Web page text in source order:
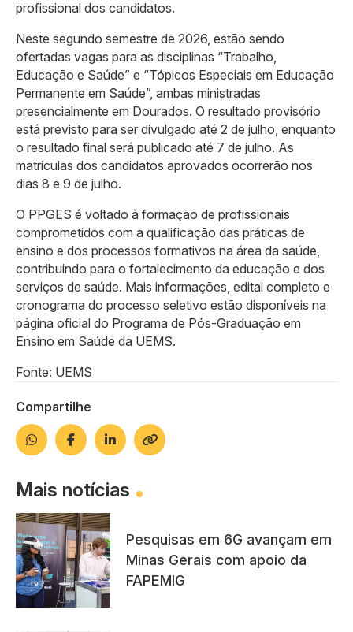
profissional dos candidatos.
Neste segundo semestre de 2026, estão sendo
ofertadas vagas para as disciplinas “Trabalho,
Educação e Saúde” e “Tópicos Especiais em Educação
Permanente em Saúde”, ambas ministradas
presencialmente em Dourados. O resultado provisório
está previsto para ser divulgado até 2 de julho, enquanto
o resultado final será publicado até 7 de julho. As
matrículas dos candidatos aprovados ocorrerão nos
dias 8 e 9 de julho.
O PPGES é voltado à formação de profissionais
comprometidos com a qualificação das práticas de
ensino e dos processos formativos na área da saúde,
contribuindo para o fortalecimento da educação e dos
serviços de saúde. Mais informações, edital completo e
cronograma do processo seletivo estão disponíveis na
página oficial do Programa de Pós-Graduação em
Ensino em Saúde da UEMS.
Fonte: UEMS
Compartilhe
Mais notícias
Pesquisas em 6G avançam em
Minas Gerais com apoio da
FAPEMIG